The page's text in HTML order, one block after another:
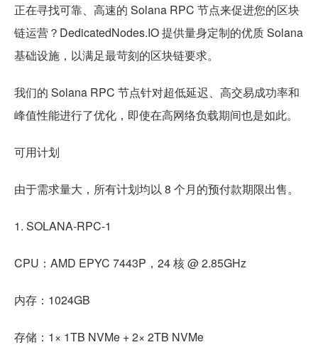
正在寻找可靠、高速的 Solana RPC 节点来促进您的区块
链运营？DedicatedNodes.IO 提供量身定制的优质 Solana
基础设施，以满足最苛刻的区块链要求。
我们的 Solana RPC 节点针对超低延迟、高交易成功率和
峰值性能进行了优化，即使在高网络负载期间也是如此。
可用计划
由于需求量大，所有计划均以 8 个月的预付款期限出售。
1. SOLANA-RPC-1
CPU：AMD EPYC 7443P，24 核 @ 2.85GHz
内存：1024GB
存储：1× 1TB NVMe + 2× 2TB NVMe